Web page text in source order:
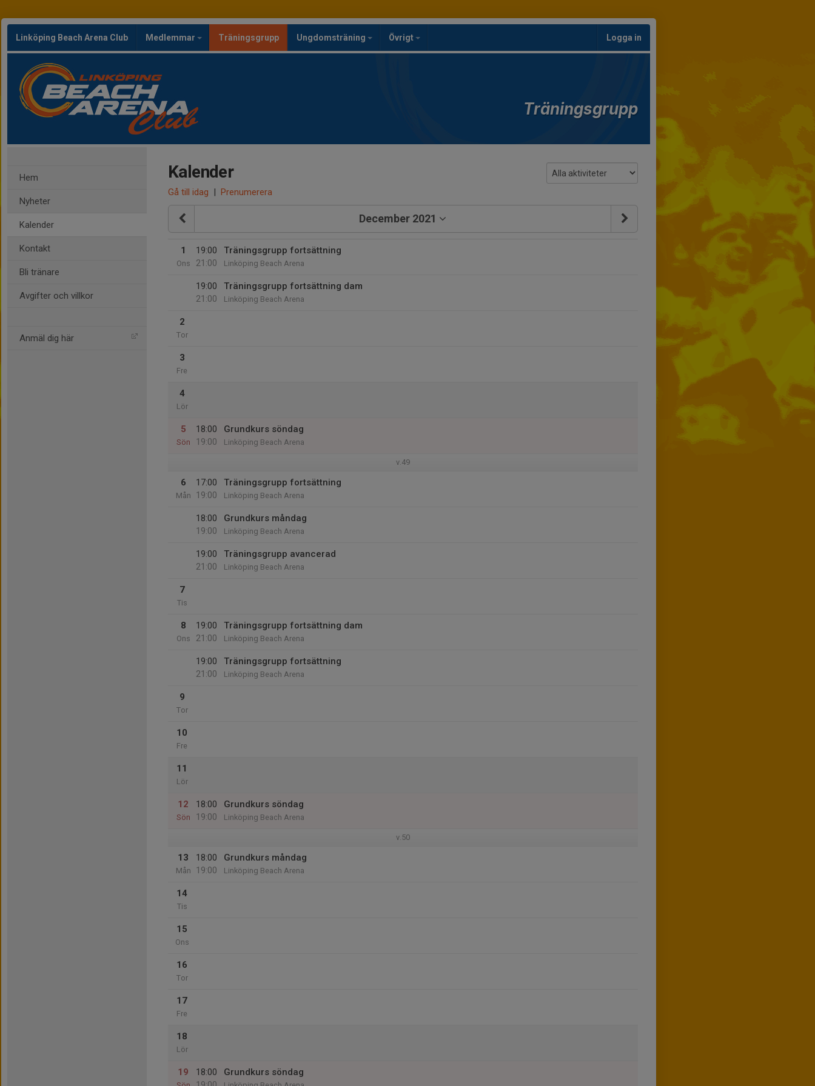
Linköping Beach Arena Club Medlemmar Träningsgrupp Ungdomsträning Övrigt Logga in
Träningsgrupp
Hem
Nyheter
Kalender
Kontakt
Bli tränare
Avgifter och villkor
Anmäl dig här
Kalender
Gå till idag | Prenumerera
December 2021
1
Ons
19:00
21:00
Träningsgrupp fortsättning
Linköping Beach Arena
19:00
21:00
Träningsgrupp fortsättning dam
Linköping Beach Arena
2
Tor
3
Fre
4
Lör
5
Sön
18:00
19:00
Grundkurs söndag
Linköping Beach Arena
v.49
6
Mån
17:00
19:00
Träningsgrupp fortsättning
Linköping Beach Arena
18:00
19:00
Grundkurs måndag
Linköping Beach Arena
19:00
21:00
Träningsgrupp avancerad
Linköping Beach Arena
7
Tis
8
Ons
19:00
21:00
Träningsgrupp fortsättning dam
Linköping Beach Arena
19:00
21:00
Träningsgrupp fortsättning
Linköping Beach Arena
9
Tor
10
Fre
11
Lör
12
Sön
18:00
19:00
Grundkurs söndag
Linköping Beach Arena
v.50
13
Mån
18:00
19:00
Grundkurs måndag
Linköping Beach Arena
14
Tis
15
Ons
16
Tor
17
Fre
18
Lör
19
18:00
Grundkurs söndag